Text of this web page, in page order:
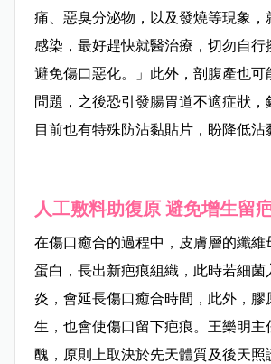
痛、惡臭分泌物，以及發燒等現象，
感染，最好趕快就醫治療，切勿自行
避免傷口惡化。」此外，剖腹產也可
問題，之後恐引發腸胃道不適症狀
目前也有特殊防沾黏貼片，盼降低沾
人工敷料助復原 避免增生留
在傷口癒合的過程中，皮膚層的纖維
蛋白，長出新疤痕組織，此時若細菌
炎，會延長傷口癒合時間，此外，膠
生，也會使傷口留下疤痕。王樂明主
醜，原則上取決於先天體質及後天照